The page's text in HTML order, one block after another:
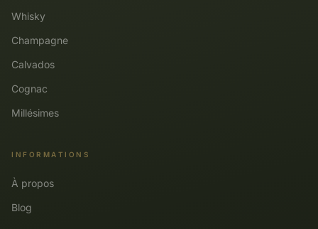
Whisky
Champagne
Calvados
Cognac
Millésimes
INFORMATIONS
À propos
Blog